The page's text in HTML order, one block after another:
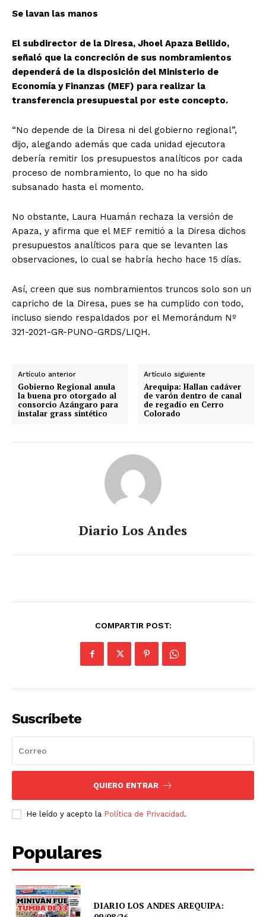
Se lavan las manos
El subdirector de la Diresa, Jhoel Apaza Bellido,
señaló que la concreción de sus nombramientos
dependerá de la disposición del Ministerio de
Economía y Finanzas (MEF) para realizar la
transferencia presupuestal por este concepto.
“No depende de la Diresa ni del gobierno regional”,
dijo, alegando además que cada unidad ejecutora
debería remitir los presupuestos analíticos por cada
proceso de nombramiento, lo que no ha sido
subsanado hasta el momento.
No obstante, Laura Huamán rechaza la versión de
Apaza, y afirma que el MEF remitió a la Diresa dichos
presupuestos analíticos para que se levanten las
observaciones, lo cual se habría hecho hace 15 días.
Así, creen que sus nombramientos truncos solo son un
capricho de la Diresa, pues se ha cumplido con todo,
incluso siendo respaldados por el Memorándum Nº
321-2021-GR-PUNO-GRDS/LIQH.
Artículo anterior
Gobierno Regional anula
la buena pro otorgado al
consorcio Azángaro para
instalar grass sintético
Artículo siguiente
Arequipa: Hallan cadáver
de varón dentro de canal
de regadío en Cerro
Colorado
Diario Los Andes
COMPARTIR POST:
Suscríbete
QUIERO ENTRAR
He leído y acepto la Política de Privacidad .
Populares
DIARIO LOS ANDES AREQUIPA: